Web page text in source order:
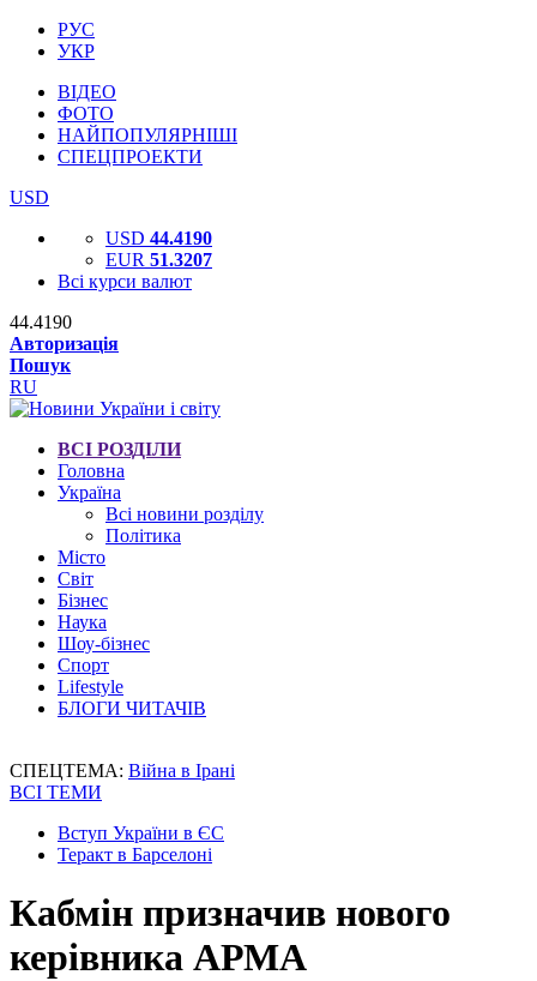
РУС
УКР
ВІДЕО
ФОТО
НАЙПОПУЛЯРНІШІ
СПЕЦПРОЕКТИ
USD
USD 44.4190
EUR 51.3207
Всі курси валют
44.4190
Авторизація
Пошук
RU
ВСІ РОЗДІЛИ
Головна
Україна
Всі новини розділу
Політика
Місто
Світ
Бізнес
Наука
Шоу-бізнес
Спорт
Lifestyle
БЛОГИ ЧИТАЧІВ
СПЕЦТЕМА: Війна в Ірані
ВСІ ТЕМИ
Вступ України в ЄС
Теракт в Барселоні
Кабмін призначив нового
керівника АРМА